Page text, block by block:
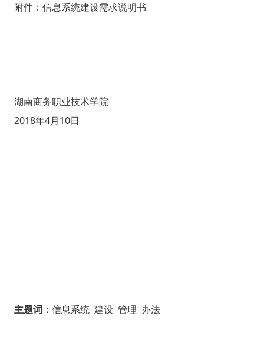
附件：信息系统建设需求说明书
湖南商务职业技术学院
2018年4月10日
主题词： 信息系统 建设 管理 办法